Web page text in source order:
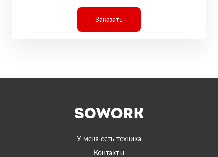
Заказать
У меня есть техника
Контакты